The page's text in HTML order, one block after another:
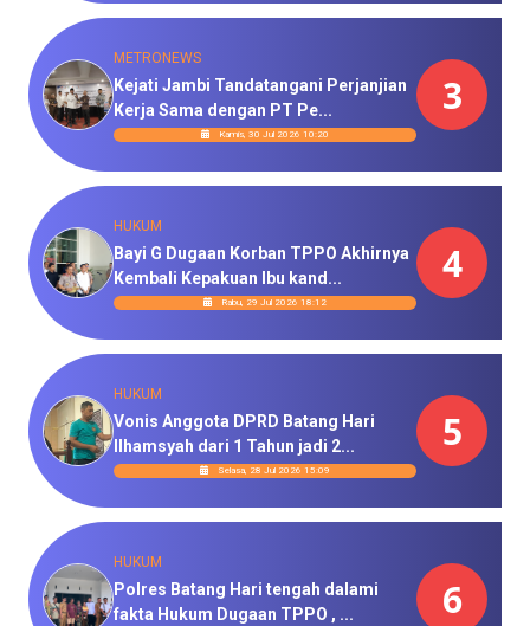
METRONEWS
Kejati Jambi Tandatangani Perjanjian
Kerja Sama dengan PT Pe...
Kamis, 30 Jul 2026 10:20
3
HUKUM
Bayi G Dugaan Korban TPPO Akhirnya
Kembali Kepakuan Ibu kand...
Rabu, 29 Jul 2026 18:12
4
HUKUM
Vonis Anggota DPRD Batang Hari
Ilhamsyah dari 1 Tahun jadi 2...
Selasa, 28 Jul 2026 15:09
5
HUKUM
Polres Batang Hari tengah dalami
fakta Hukum Dugaan TPPO , ...
6